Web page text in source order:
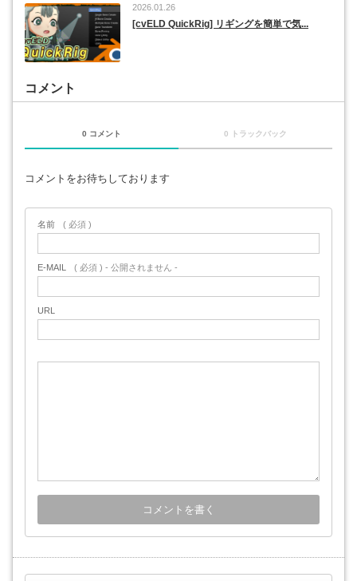
2026.01.26
[cvELD QuickRig] リギングを簡単で気...
コメント
0 コメント 0 トラックバック
コメントをお待ちしております
名前 ( 必須 )
E-MAIL ( 必須 ) - 公開されません -
URL